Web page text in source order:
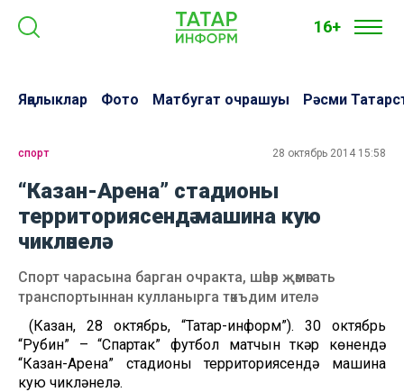
16+
Яңалыклар Фото Матбугат очрашуы Рәсми
спорт 28 октябрь 2014 15:58
“Казан-Арена” стадионы
территориясендә машина кую
чикләнелә
Спорт чарасына барган очракта, шәһәр җәмәгать
транспортыннан кулланырга тәкъдим ителә
(Казан, 28 октябрь, “Татар-информ”). 30 октябрь
“Рубин” – “Спартак” футбол матчын үткәрү көнендә
“Казан-Арена” стадионы территориясендә машина
кую чикләнелә.